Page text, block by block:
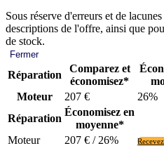
Sous réserve d'erreurs et de
descriptions de l'offre, ainsi que
de stock.
Fermer
Réparation
Comparez et
économisez*
Moteur
207 € 26%
Réparation
Économisez en
moyenne*
Moteur
207 € / 26%